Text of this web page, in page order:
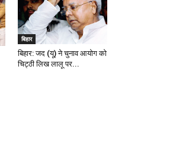
बिहार
बिहार: जद (यू) ने चुनाव आयोग को
चिट्ठी लिख लालू पर...